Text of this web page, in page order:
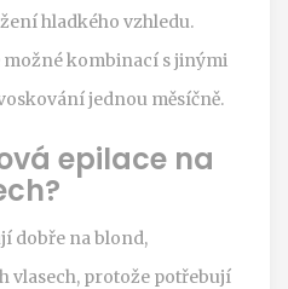
hladkého vzhledu.
kombinací s jinými
jednou měsíčně.
epilace na
dobře na blond,
vlasech, protože potřebují